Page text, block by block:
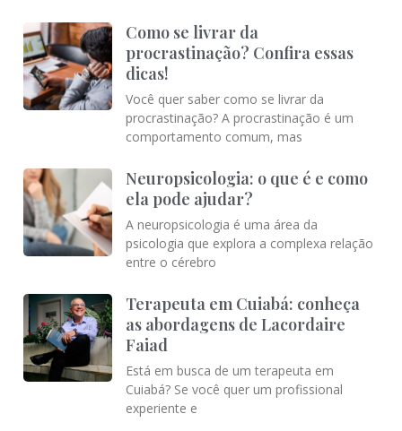
Como se livrar da
procrastinação? Confira essas
dicas!
Você quer saber como se livrar da
procrastinação? A procrastinação é um
comportamento comum, mas
Neuropsicologia: o que é e como
ela pode ajudar?
A neuropsicologia é uma área da
psicologia que explora a complexa relação
entre o cérebro
Terapeuta em Cuiabá: conheça
as abordagens de Lacordaire
Faiad
Está em busca de um terapeuta em
Cuiabá? Se você quer um profissional
experiente e